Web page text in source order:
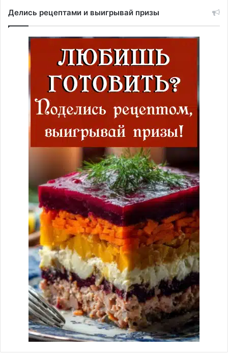
Делись рецептами и выигрывай призы